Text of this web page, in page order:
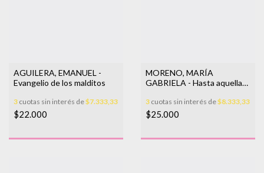
AGUILERA, EMANUEL -
Evangelio de los malditos
3 cuotas sin interés de$7.333,33
$22.000
MORENO, MARÍA
GABRIELA - Hasta aquella
3 cuotas sin interés de$8.333,33
$25.000